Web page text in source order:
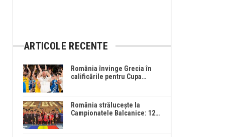
ARTICOLE RECENTE
România învinge Grecia în
calificările pentru Cupa…
România strălucește la
Campionatele Balcanice: 12…